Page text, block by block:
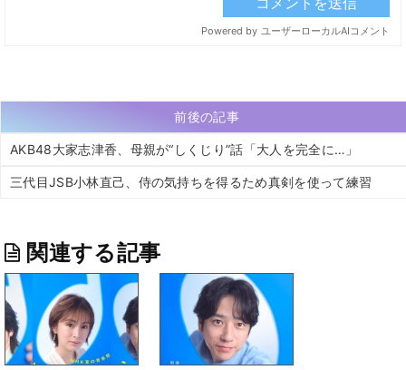
前後の記事
AKB48大家志津香、母親が“しくじり”話「大人を完全に…」
三代目JSB小林直己、侍の気持ちを得るため真剣を使って練習
関連する記事